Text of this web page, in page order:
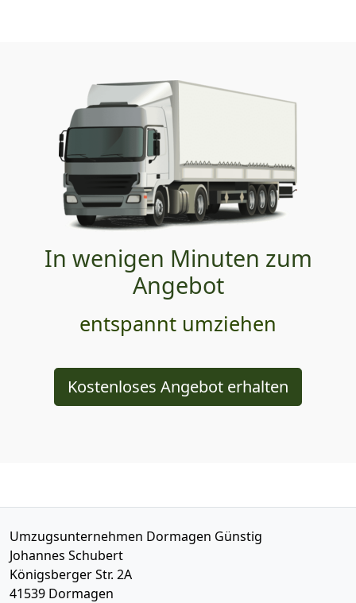
In wenigen Minuten zum
Angebot
entspannt umziehen
Kostenloses Angebot erhalten
Umzugsunternehmen Dormagen Günstig
Johannes Schubert
Königsberger Str. 2A
41539 Dormagen